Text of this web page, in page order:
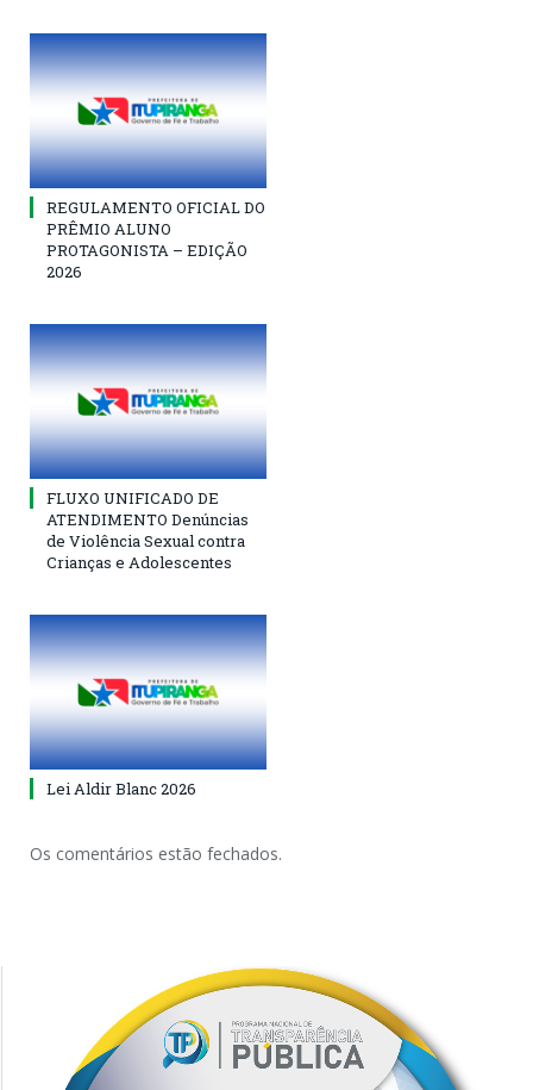
REGULAMENTO OFICIAL DO
PRÊMIO ALUNO
PROTAGONISTA – EDIÇÃO
2026
FLUXO UNIFICADO DE
ATENDIMENTO Denúncias
de Violência Sexual contra
Crianças e Adolescentes
Lei Aldir Blanc 2026
Os comentários estão fechados.